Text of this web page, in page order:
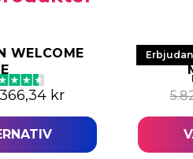
kr.
WELCOME
ursprungliga priset var:
krDet nuvarande
LED